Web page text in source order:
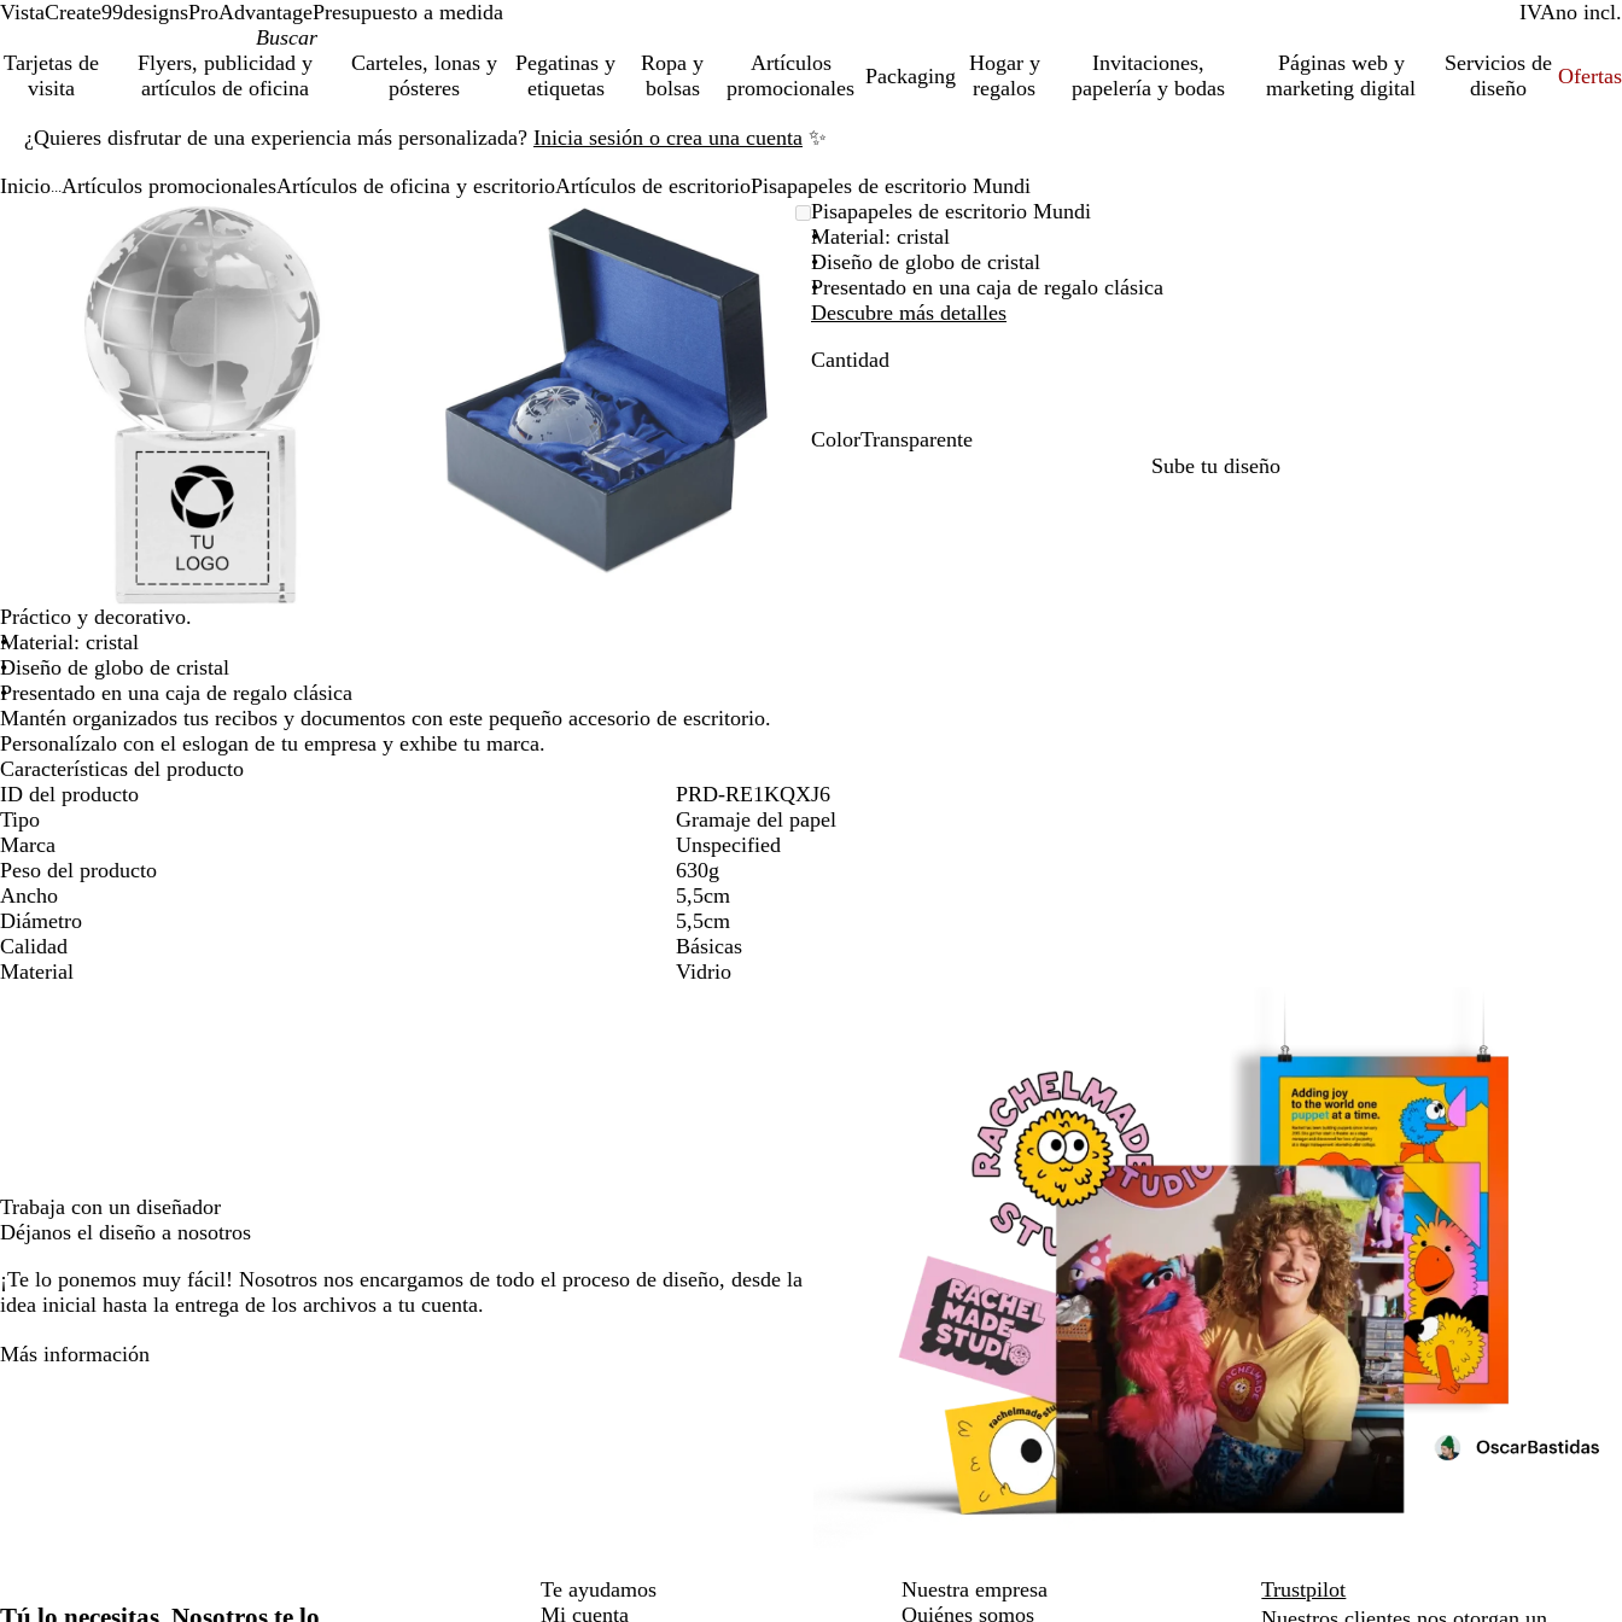
VistaCreate99designsProAdvantagePresupuesto a medida IVAincl.
no incl.
Tarjetas de
visita
Flyers, publicidad y
artículos de oficina
Carteles, lonas y
pósteres
Pegatinas y
etiquetas
Ropa y
bolsas
Artículos
promocionales
Packaging
Hogar y
regalos
Invitaciones,
papelería y bodas
Páginas web y
marketing digital
Servicios de
diseño
Ofertas
¿Quieres disfrutar de una experiencia más personalizada? Inicia sesión o crea una cuenta ✨
1
Inicio Artículos promocionalesArtículos de oficina y escritorioArtículos de escritorioPisapapeles de escritorio Mundi
Imagen
ampliable
Acercado
hasta
mínimo
Haz
clic
para
expandir
Utiliza
las
teclas
de
más
menos
para
ampliar
y
alejar
y
las
flechas
para
moverte
imagen
Imagen
ampliable
Acercado
hasta
mínimo
clic
para
expandir
Utiliza
teclas
y
menos
para
ampliar
y
alejar
y
flechas
para
Pisapapeles de escritorio Mundi
Material: cristal
Diseño de globo de cristal
Presentado en una caja de regalo clásica
Descubre más detalles
Cantidad
ColorTransparente
Sube tu diseño
Práctico y decorativo.
Material: cristal
Diseño de globo de cristal
Presentado en una caja de regalo clásica
Mantén organizados tus recibos y documentos con este pequeño accesorio de escritorio.
Personalízalo con el eslogan de tu empresa y exhibe tu marca.
Características del producto
ID del producto
PRD-RE1KQXJ6
Tipo
Gramaje del papel
Marca
Unspecified
Peso del producto
630g
Ancho
5,5cm
Diámetro
5,5cm
Calidad
Básicas
Material
Vidrio
Trabaja con un diseñador
Déjanos el diseño a nosotros
¡Te lo ponemos muy fácil! Nosotros nos encargamos de todo el proceso de diseño, desde la
idea inicial hasta la entrega de los archivos a tu cuenta.
Más información
Te ayudamos
Mi cuenta
Nuestra empresa
Quiénes somos
Trustpilot